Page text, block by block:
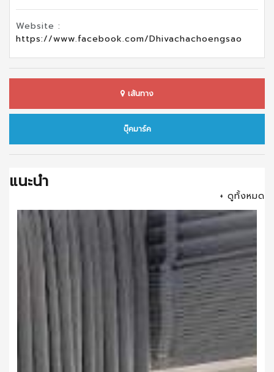
Website :
https://www.facebook.com/Dhivachachoengsao
เส้นทาง
บุ๊คมาร์ค
แนะนำ
+ ดูทั้งหมด